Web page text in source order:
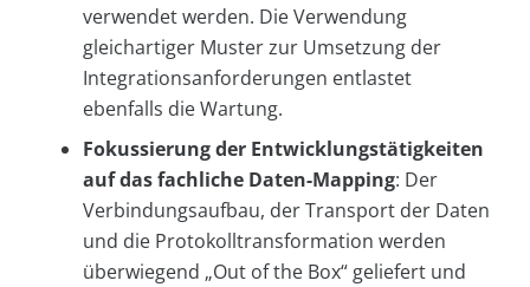
verwendet werden. Die Verwendung
gleichartiger Muster zur Umsetzung der
Integrationsanforderungen entlastet
ebenfalls die Wartung.
Fokussierung der Entwicklungstätigkeiten
auf das fachliche Daten-Mapping: Der
Verbindungsaufbau, der Transport der Daten
und die Protokolltransformation werden
überwiegend „Out of the Box“ geliefert und